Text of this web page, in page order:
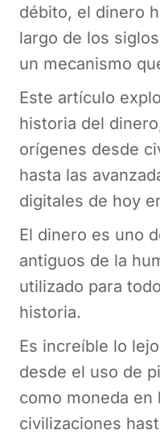
débito, el dinero
largo de los
un mecanismo
Este artículo
historia del
orígenes desde
hasta las
digitales de hoy
El dinero es uno
antiguos de la
utilizado para
historia.
Es increíble lo
desde el uso de
como moneda en
civilizaciones